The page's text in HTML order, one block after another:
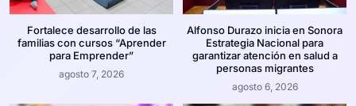
Fortalece desarrollo de las
familias con cursos “Aprender
para Emprender”
agosto 7, 2026
Alfonso Durazo inicia en Sonora
Estrategia Nacional para
garantizar atención en salud a
personas migrantes
agosto 6, 2026